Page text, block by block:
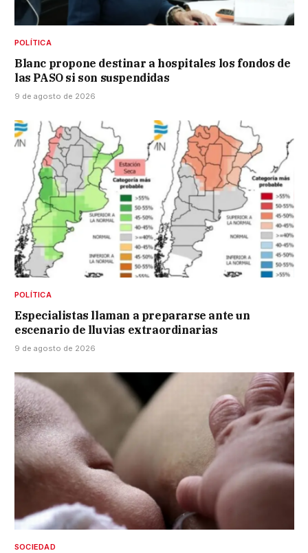
POLÍTICA
Blanc propone destinar a hospitales los fondos de
las PASO si son suspendidas
9 de agosto de 2026
POLÍTICA
Especialistas llaman a prepararse ante un
escenario de lluvias extraordinarias
9 de agosto de 2026
SOCIEDAD